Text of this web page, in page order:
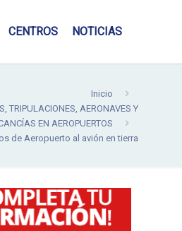
CENTROS NOTICIAS
Inicio
TRIPULACIONES, AERONAVES Y
EN AEROPUERTOS
de Aeropuerto al avión en tierra